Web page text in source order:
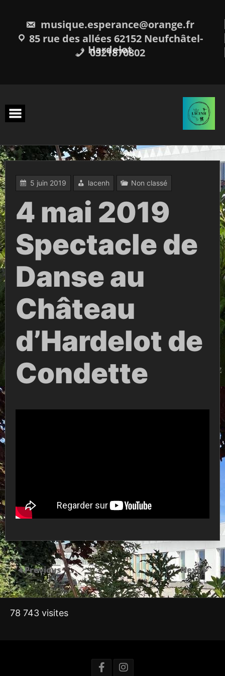
musique.esperance@orange.fr
85 rue des allées 62152 Neufchâtel-
Hardelot
0321870802
5 juin 2019 lacenh Non classé
4 mai 2019
Spectacle de
Danse au
Château
d’Hardelot de
Condette
Previous Next
78 743 visites